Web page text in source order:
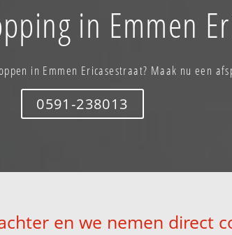
in Emmen
in Emmen Ericasestraat? Maak nu een
0591-238013
en we nemen direct